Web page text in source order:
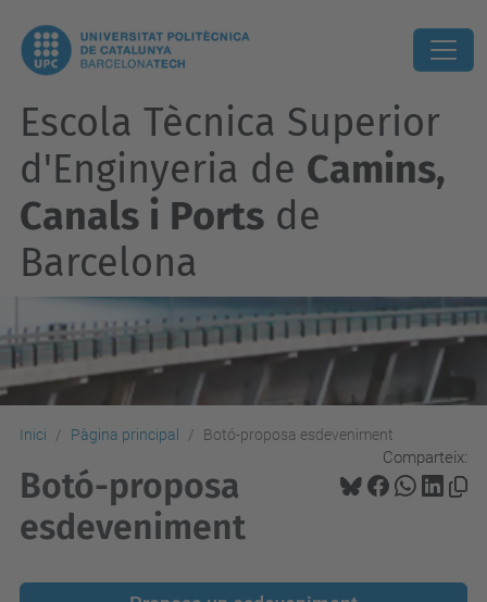
Escola Tècnica Superior
d'Enginyeria de Camins,
Canals i Ports de
Barcelona
Inici Pàgina principal Botó-proposa esdeveniment
Comparteix:
Botó-proposa
esdeveniment